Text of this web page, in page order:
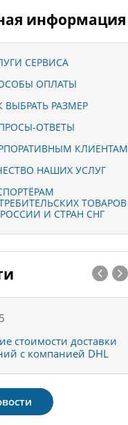
информация
СЕРВИСА
ОПЛАТЫ
ВЫБРАТЬ РАЗМЕР
ОТВЕТЫ
КЛИЕНТАМ
НАШИХ УСЛУГ
ТОВАРОВ
И СТРАН СНГ
стоимости доставки
с компанией DHL